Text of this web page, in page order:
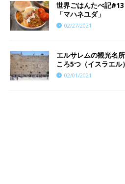
世界ごはんたべ記
「マハネユダ」
02/27/2021
エルサレムの観光名
ころ5つ（イスラエル）
02/01/2021